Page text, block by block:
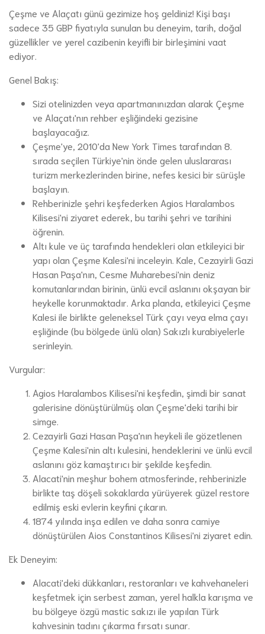
Çeşme ve Alaçatı günü gezimize hoş geldiniz! Kişi başı
sadece 35 GBP fiyatıyla sunulan bu deneyim, tarih, doğal
güzellikler ve yerel cazibenin keyifli bir birleşimini vaat
ediyor.
Genel Bakış:
Sizi otelinizden veya apartmanınızdan alarak Çeşme
ve Alaçatı'nın rehber eşliğindeki gezisine
başlayacağız.
Çeşme'ye, 2010'da New York Times tarafından 8.
sırada seçilen Türkiye'nin önde gelen uluslararası
turizm merkezlerinden birine, nefes kesici bir sürüşle
başlayın.
Rehberinizle şehri keşfederken Agios Haralambos
Kilisesi'ni ziyaret ederek, bu tarihi şehri ve tarihini
öğrenin.
Altı kule ve üç tarafında hendekleri olan etkileyici bir
yapı olan Çeşme Kalesi'ni inceleyin. Kale, Cezayirli Gazi
Hasan Paşa'nın, Cesme Muharebesi'nin deniz
komutanlarından birinin, ünlü evcil aslanını okşayan bir
heykelle korunmaktadır. Arka planda, etkileyici Çeşme
Kalesi ile birlikte geleneksel Türk çayı veya elma çayı
eşliğinde (bu bölgede ünlü olan) Sakızlı kurabiyelerle
serinleyin.
Vurgular:
Agios Haralambos Kilisesi'ni keşfedin, şimdi bir sanat
galerisine dönüştürülmüş olan Çeşme'deki tarihi bir
simge.
Cezayirli Gazi Hasan Paşa'nın heykeli ile gözetlenen
Çeşme Kalesi'nin altı kulesini, hendeklerini ve ünlü evcil
aslanını göz kamaştırıcı bir şekilde keşfedin.
Alacati'nin meşhur bohem atmosferinde, rehberinizle
birlikte taş döşeli sokaklarda yürüyerek güzel restore
edilmiş eski evlerin keyfini çıkarın.
1874 yılında inşa edilen ve daha sonra camiye
dönüştürülen Aios Constantinos Kilisesi'ni ziyaret edin.
Ek Deneyim:
Alacati'deki dükkanları, restoranları ve kahvehaneleri
keşfetmek için serbest zaman, yerel halkla karışma ve
bu bölgeye özgü mastic sakızı ile yapılan Türk
kahvesinin tadını çıkarma fırsatı sunar.